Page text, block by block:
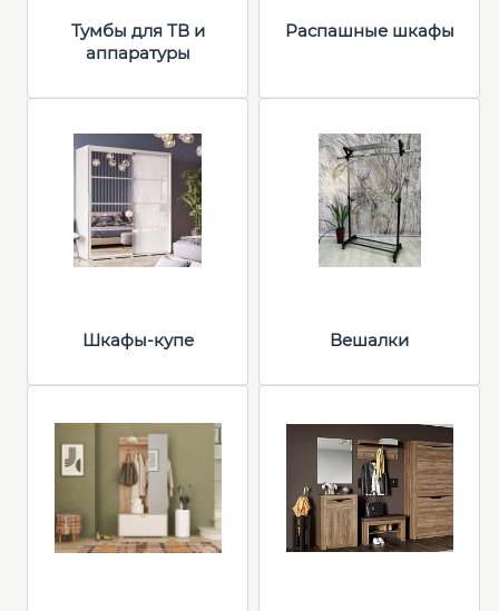
Тумбы для ТВ и
аппаратуры
Распашные шкафы
Шкафы-купе Вешалки